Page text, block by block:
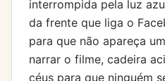
interrompida pela luz
da frente que liga o
para que não apareça
narrar o filme, cadeira
céus para que ninguém